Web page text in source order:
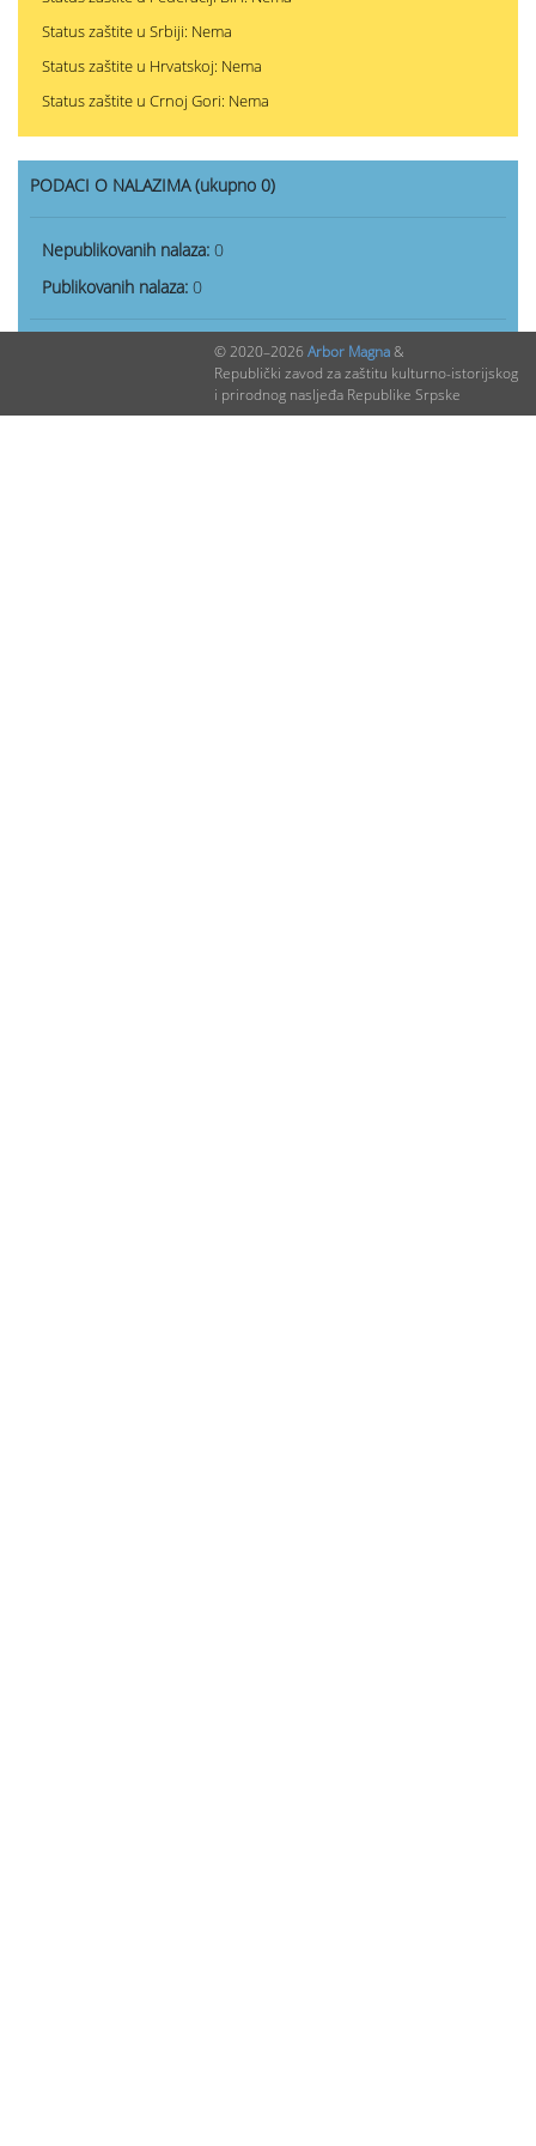
Status zaštite u Srbiji: Nema
Status zaštite u Hrvatskoj: Nema
Status zaštite u Crnoj Gori: Nema
PODACI O NALAZIMA (ukupno 0)
Nepublikovanih nalaza: 0
Publikovanih nalaza: 0
© 2020–2026 Arbor Magna&
Republički zavod za zaštitu kulturno-istorijskog
i prirodnog nasljeđa Republike Srpske